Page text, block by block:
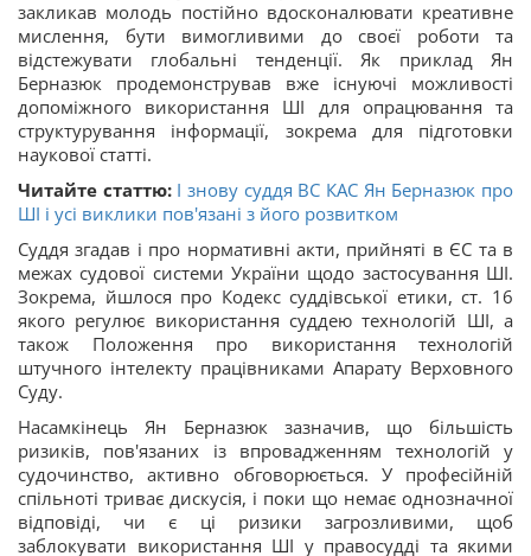
закликав молодь постійно вдосконалювати креативне
мислення, бути вимогливими до своєї роботи та
відстежувати глобальні тенденції. Як приклад Ян
Берназюк продемонстрував вже існуючі можливості
допоміжного використання ШІ для опрацювання та
структурування інформації, зокрема для підготовки
наукової статті.
Читайте статтю: І знову суддя ВС КАС Ян Берназюк про
ШІ і усі виклики пов'язані з його розвитком
Суддя згадав і про нормативні акти, прийняті в ЄС та в
межах судової системи України щодо застосування ШІ.
Зокрема, йшлося про Кодекс суддівської етики, ст. 16
якого регулює використання суддею технологій ШІ, а
також Положення про використання технологій
штучного інтелекту працівниками Апарату Верховного
Суду.
Насамкінець Ян Берназюк зазначив, що більшість
ризиків, пов'язаних із впровадженням технологій у
судочинство, активно обговорюється. У професійній
спільноті триває дискусія, і поки що немає однозначної
відповіді, чи є ці ризики загрозливими, щоб
заблокувати використання ШІ у правосудді та якими